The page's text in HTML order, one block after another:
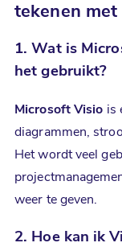
tekenen
1. Wat is
het gebruikt?
Microsoft Visio is
diagrammen,
Het wordt veel
weer te geven.
2. Hoe kan ik